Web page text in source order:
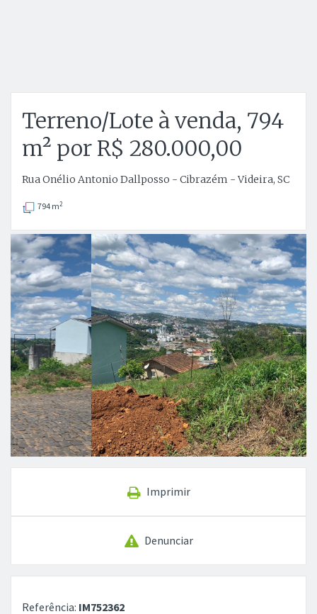
Terreno/Lote à venda, 794
m² por R$ 280.000,00
Rua Onélio Antonio Dallposso - Cibrazém - Videira, SC
794 m2
Anterior
Imprimir
Denunciar
Referência: IM752362